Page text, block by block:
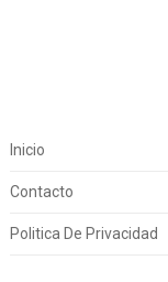
Inicio
Contacto
Politica De Privacidad